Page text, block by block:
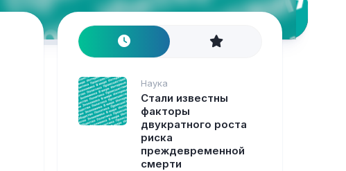
Наука
Стали известны
факторы
двукратного роста
риска
преждевременной
смерти